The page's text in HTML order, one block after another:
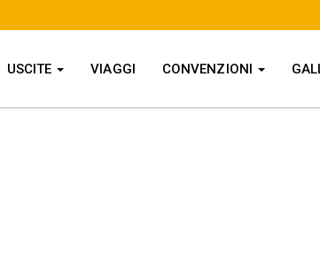
USCITE VIAGGI CONVENZIONI